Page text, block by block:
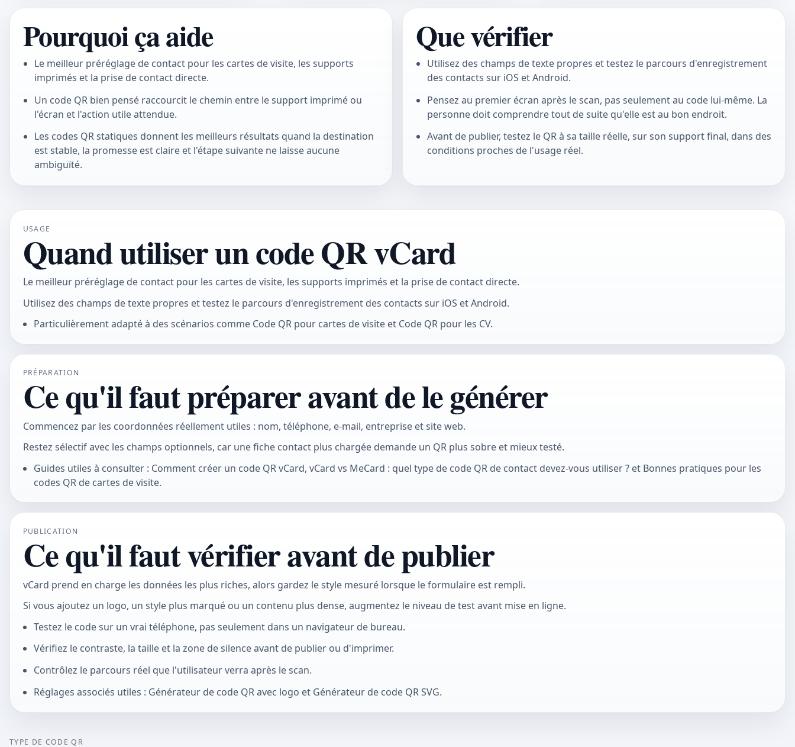
Pourquoi ça aide
Le meilleur préréglage de contact pour les cartes de visite, les supports
imprimés et la prise de contact directe.
Un code QR bien pensé raccourcit le chemin entre le support imprimé ou
l'écran et l'action utile attendue.
Les codes QR statiques donnent les meilleurs résultats quand la destination
est stable, la promesse est claire et l'étape suivante ne laisse aucune
ambiguïté.
Que vérifier
Utilisez des champs de texte propres et testez le parcours d'enregistrement
des contacts sur iOS et Android.
Pensez au premier écran après le scan, pas seulement au code lui-même. La
personne doit comprendre tout de suite qu'elle est au bon endroit.
Avant de publier, testez le QR à sa taille réelle, sur son support final, dans des
conditions proches de l'usage réel.
USAGE
Quand utiliser un code QR vCard
Le meilleur préréglage de contact pour les cartes de visite, les supports imprimés et la prise de contact directe.
Utilisez des champs de texte propres et testez le parcours d'enregistrement des contacts sur iOS et Android.
Particulièrement adapté à des scénarios comme Code QR pour cartes de visite et Code QR pour les CV.
PRÉPARATION
Ce qu'il faut préparer avant de le générer
Commencez par les coordonnées réellement utiles : nom, téléphone, e-mail, entreprise et site web.
Restez sélectif avec les champs optionnels, car une fiche contact plus chargée demande un QR plus sobre et mieux testé.
Guides utiles à consulter : Comment créer un code QR vCard, vCard vs MeCard : quel type de code QR de contact devez-vous utiliser ? et Bonnes pratiques pour les
codes QR de cartes de visite.
PUBLICATION
Ce qu'il faut vérifier avant de publier
vCard prend en charge les données les plus riches, alors gardez le style mesuré lorsque le formulaire est rempli.
Si vous ajoutez un logo, un style plus marqué ou un contenu plus dense, augmentez le niveau de test avant mise en ligne.
Testez le code sur un vrai téléphone, pas seulement dans un navigateur de bureau.
Vérifiez le contraste, la taille et la zone de silence avant de publier ou d'imprimer.
Contrôlez le parcours réel que l'utilisateur verra après le scan.
Réglages associés utiles : Générateur de code QR avec logo et Générateur de code QR SVG.
TYPE DE CODE QR